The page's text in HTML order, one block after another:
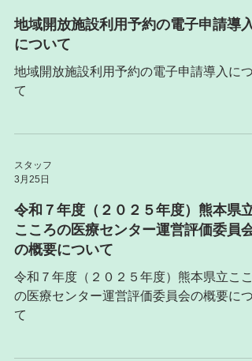
地域開放施設利用予約の電子申請導入
について
地域開放施設利用予約の電子申請導入につ
て
スタッフ
3月25日
令和７年度（２０２５年度）熊本県立
こころの医療センター運営評価委員会
の概要について
令和７年度（２０２５年度）熊本県立ここ
の医療センター運営評価委員会の概要につ
て